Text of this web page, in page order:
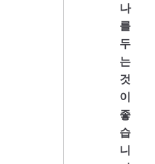
나
를
두
는
것
이
좋
습
니